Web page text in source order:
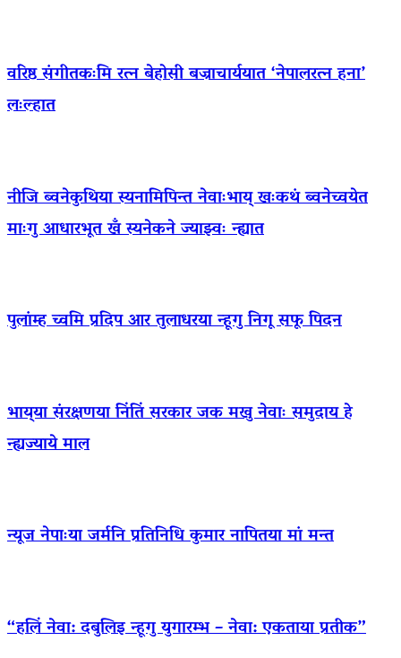
वरिष्ठ संगीतकःमि रत्न बेहोसी बज्राचार्ययात ‘नेपालरत्न हना’
लःल्हात
नीजि ब्वनेकुथिया स्यनामिपिन्त नेवाःभाय् खःकथं ब्वनेच्वयेत
माःगु आधारभूत खँ स्यनेकने ज्याझ्वः न्ह्यात
पुलांम्ह च्वमि प्रदिप आर तुलाधरया न्हूगु निगू सफू पिदन
भाय्‌या संरक्षणया निंतिं सरकार जक मखु नेवाः समुदाय हे
न्ह्यज्याये माल
न्यूज नेपाःया जर्मनि प्रतिनिधि कुमार नापितया मां मन्त
“हलिं नेवा: दबुलिइ न्हूगु युगारम्भ – नेवा: एकताया प्रतीक”